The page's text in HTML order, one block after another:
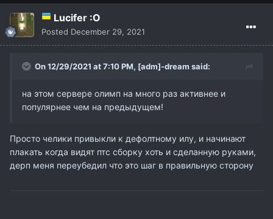
Lucifer :O
Posted December 29, 2021
On 12/29/2021 at 7:10 PM, [adm]-dream said:
на этом сервере олимп на много раз активнее и
популярнее чем на предыдущем!
Просто челики привыкли к дефолтному илу, и начинают
плакать когда видят птс сборку хоть и сделанную руками,
дерп меня переубедил что это шаг в правильную сторону